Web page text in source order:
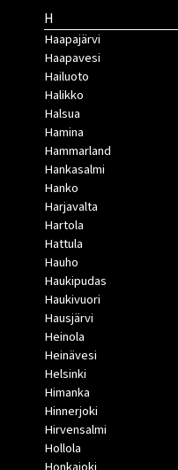
H
Haapajärvi
Haapavesi
Hailuoto
Halikko
Halsua
Hamina
Hammarland
Hankasalmi
Hanko
Harjavalta
Hartola
Hattula
Hauho
Haukipudas
Haukivuori
Hausjärvi
Heinola
Heinävesi
Helsinki
Himanka
Hinnerjoki
Hirvensalmi
Hollola